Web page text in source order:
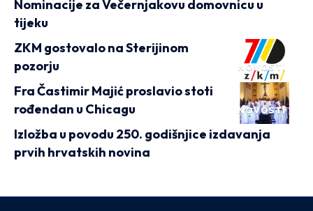
Nominacije za Večernjakovu domovnicu u
tijeku
NOVOSTI
ZKM gostovalo na Sterijinom
pozorju
NOVOSTI
Fra Častimir Majić proslavio stoti
rođendan u Chicagu
Izložba u povodu 250. godišnjice izdavanja
prvih hrvatskih novina